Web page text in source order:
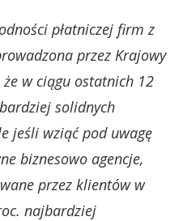
płatniczej firm z
przez Krajowy
że w ciągu ostatnich 12
solidnych
jeśli wziąć pod uwagę
biznesowo agencje,
przez klientów w
najbardziej